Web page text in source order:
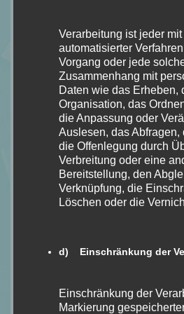
Mein Kommentar
Verarbeitung ist jeder
automatisierter
Vorgang oder jede
Zusammenhang mit
Daten wie das Erheben,
Organisation, das
die Anpassung oder
Auslesen, das Abfragen,
die Offenlegung durch
Verbreitung oder eine
Bereitstellung, den
Verknüpfung, die
Löschen oder die
d) Einschränkung der
Einschränkung der
Markierung